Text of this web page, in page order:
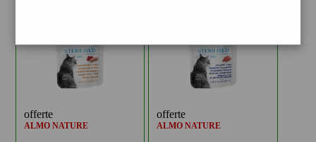
offerte
ALMO NATURE
offerte
ALMO NATURE